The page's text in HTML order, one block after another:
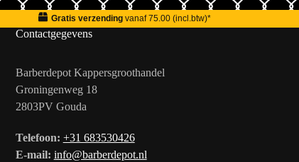
Gratis verzendingvanaf 75.00 (incl.btw)*
Contactgegevens
Barberdepot Kappersgroothandel
Groningenweg 18
2803PV Gouda
Telefoon: +31 683530426
E-mail: info@barberdepot.nl